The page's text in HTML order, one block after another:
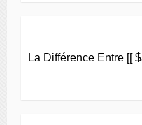
La Différence Entre [[